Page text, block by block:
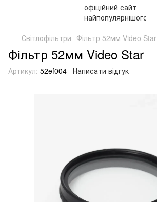
Світлофільтри Фільтр 52мм Video Star
Фільтр 52мм Video Star
Артикул: 52ef004 Написати відгук